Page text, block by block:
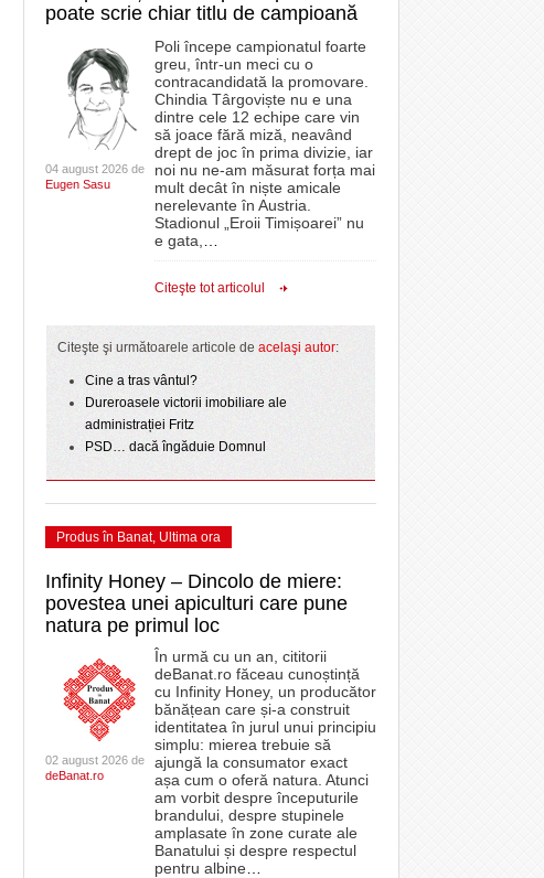
poate scrie chiar titlu de campioană
04 august 2026 de
Eugen Sasu
Poli începe campionatul foarte
greu, într-un meci cu o
contracandidată la promovare.
Chindia Târgoviște nu e una
dintre cele 12 echipe care vin
să joace fără miză, neavând
drept de joc în prima divizie, iar
noi nu ne-am măsurat forța mai
mult decât în niște amicale
nerelevante în Austria.
Stadionul „Eroii Timișoarei” nu
e gata,
Citeşte tot articolul
Citeşte şi următoarele articole de acelaşi autor:
Cine a tras vântul?
Dureroasele victorii imobiliare ale
administrației Fritz
PSD… dacă îngăduie Domnul
Produs în Banat, Ultima ora
Infinity Honey – Dincolo de miere:
povestea unei apiculturi care pune
natura pe primul loc
02 august 2026 de
deBanat.ro
În urmă cu un an, cititorii
deBanat.ro făceau cunoștință
cu Infinity Honey, un producător
bănățean care și-a construit
identitatea în jurul unui principiu
simplu: mierea trebuie să
ajungă la consumator exact
așa cum o oferă natura. Atunci
am vorbit despre începuturile
brandului, despre stupinele
amplasate în zone curate ale
Banatului și despre respectul
pentru albine